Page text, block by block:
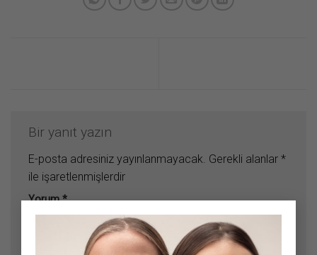
×
Bir yanıt yazın
E-posta adresiniz yayınlanmayacak. Gerekli alanlar *
ile işaretlenmişlerdir
Yorum*